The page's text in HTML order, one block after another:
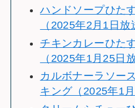
ハンドソープひた
（2025年2月1日放
チキンカレーひた
（2025年1月25日
カルボナーラソー
キング（2025年1月